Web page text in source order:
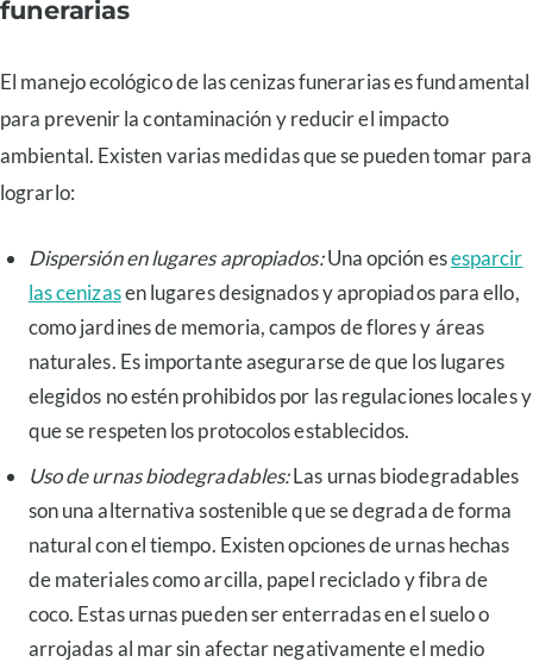
funerarias
El manejo ecológico de las cenizas funerarias es fundamental
para prevenir la contaminación y reducir el impacto
ambiental. Existen varias medidas que se pueden tomar para
lograrlo:
Dispersión en lugares apropiados:Una opción esesparcir
las cenizasen lugares designados y apropiados para ello,
como jardines de memoria, campos de flores y áreas
naturales. Es importante asegurarse de que los lugares
elegidos no estén prohibidos por las regulaciones locales y
que se respeten los protocolos establecidos.
Uso de urnas biodegradables:Las urnas biodegradables
son una alternativa sostenible que se degrada de forma
natural con el tiempo. Existen opciones de urnas hechas
de materiales como arcilla, papel reciclado y fibra de
coco. Estas urnas pueden ser enterradas en el suelo o
arrojadas al mar sin afectar negativamente el medio